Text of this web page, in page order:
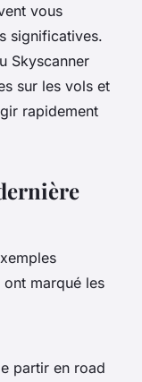
vous
significatives.
Skyscanner
sur les vols et
rapidement
ont marqué les
partir en road